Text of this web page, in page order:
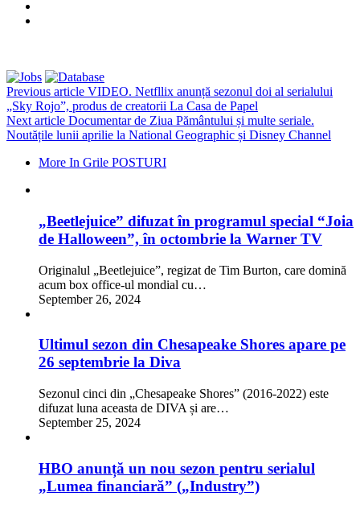
Previous article VIDEO. Netfllix anunță sezonul doi al serialului
„Sky Rojo”, produs de creatorii La Casa de Papel
Next article Documentar de Ziua Pământului și multe seriale.
Noutățile lunii aprilie la National Geographic și Disney Channel
More In Grile POSTURI
„Beetlejuice” difuzat în programul special “Joia
de Halloween”, în octombrie la Warner TV
Originalul „Beetlejuice”, regizat de Tim Burton, care domină
acum box office-ul mondial cu…
September 26, 2024
Ultimul sezon din Chesapeake Shores apare pe
26 septembrie la Diva
Sezonul cinci din „Chesapeake Shores” (2016-2022) este
difuzat luna aceasta de DIVA și are…
September 25, 2024
HBO anunță un nou sezon pentru serialul
„Lumea financiară” („Industry”)